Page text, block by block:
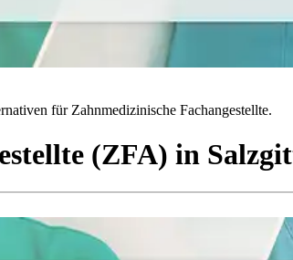
für Zahnmedizinische Fachangestellte.
(ZFA) in